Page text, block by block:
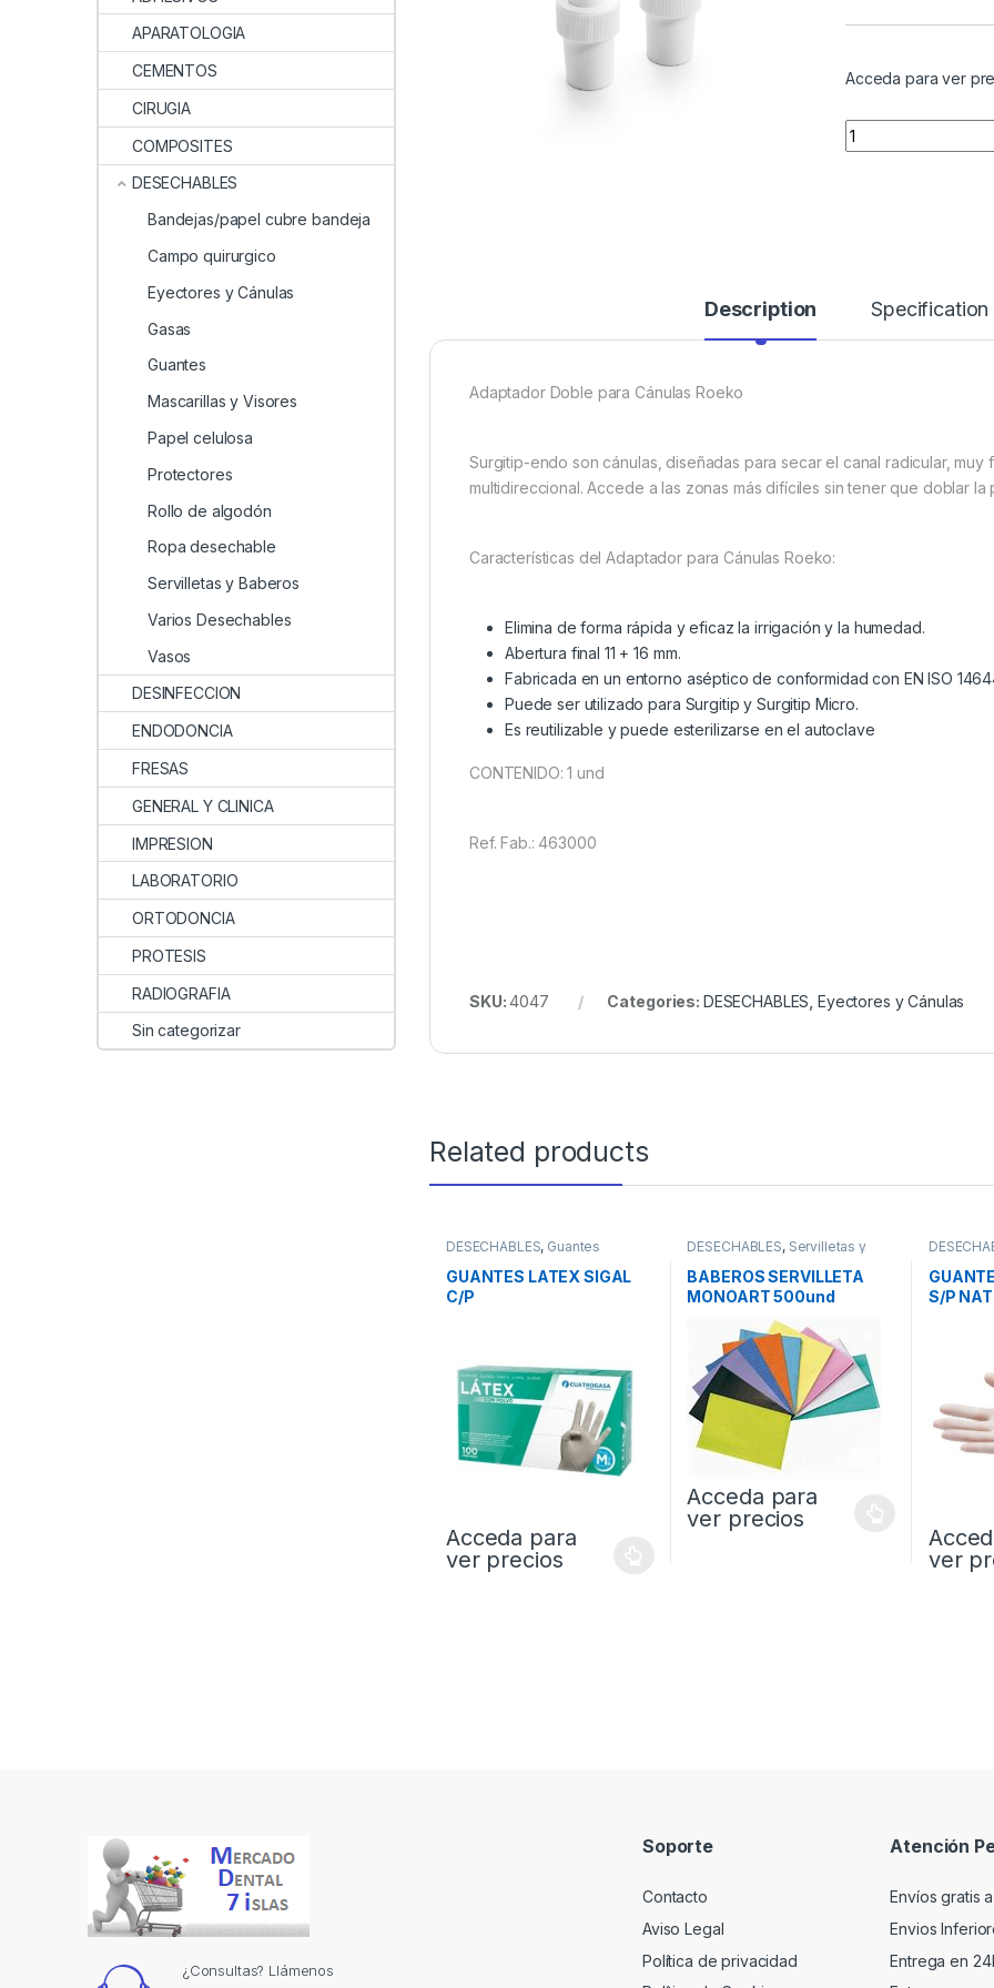
Acceda para ver
Quantity
Description Specification
Adaptador Doble para Cánulas Roeko
Surgitip-endo son cánulas, diseñadas para secar el canal radicular,
multidireccional. Accede a las zonas más difíciles sin tener que doblar la
Características del Adaptador para Cánulas Roeko:
Elimina de forma rápida y eficaz la irrigación y la humedad.
Abertura final 11 + 16 mm.
Fabricada en un entorno aséptico de conformidad con EN ISO
Puede ser utilizado para Surgitip y Surgitip Micro.
Es reutilizable y puede esterilizarse en el autoclave
CONTENIDO: 1 und
Ref. Fab.: 463000
SKU:4047 Categories: DESECHABLES ,Eyectores y Cánulas
Related products
DESECHABLES, Guantes
GUANTES LATEX SIGAL
C/P
Acceda para
ver precios
DESECHABLES, Servilletas y
BABEROS SERVILLETA
MONOART 500und
Acceda para
ver precios
S/P
ver
APARATOLOGIA
CEMENTOS
CIRUGIA
COMPOSITES
DESECHABLES
Bandejas/papel cubre bandeja
Campo quirurgico
Eyectores y Cánulas
Gasas
Guantes
Mascarillas y Visores
Papel celulosa
Protectores
Rollo de algodón
Ropa desechable
Servilletas y Baberos
Varios Desechables
Vasos
DESINFECCION
ENDODONCIA
FRESAS
GENERAL Y CLINICA
IMPRESION
LABORATORIO
ORTODONCIA
PROTESIS
RADIOGRAFIA
Sin categorizar
¿Consultas? Llámenos
Soporte
Contacto
Aviso Legal
Política de privacidad
Atención
Envíos gratis
Envios
Entrega en